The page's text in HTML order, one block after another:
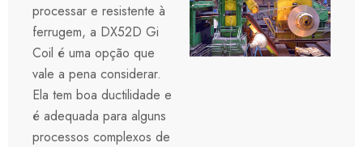
processar e resistente à
ferrugem, a DX52D Gi
Coil é uma opção que
vale a pena considerar.
Ela tem boa ductilidade e
é adequada para alguns
processos complexos de